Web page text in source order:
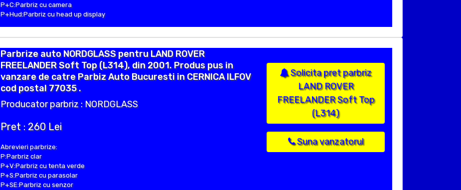
P+C:Parbriz cu camera
P+Hud:Parbriz cu head up display
Parbrize auto NORDGLASS pentru LAND ROVER
FREELANDER Soft Top (L314), din 2001. Produs pus in
vanzare de catre Parbiz Auto Bucuresti in CERNICA ILFOV
cod postal 77035 .
Producator parbriz : NORDGLASS
Pret : 260 Lei
Abrevieri parbrize:
P:Parbriz clar
P+V:Parbriz cu tenta verde
P+S:Parbriz cu parasolar
P+SE:Parbriz cu senzor
Solicita pret parbriz
LAND ROVER
FREELANDER Soft Top
(L314)
Suna vanzatorul